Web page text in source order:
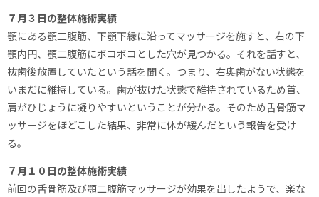
７月３日の整体施術実績
顎にある顎二腹筋、下顎下縁に沿ってマッサージを施すと、右の下
顎内円、顎二腹筋にボコボコとした穴が見つかる。それを話すと、
抜歯後放置していたという話を聞く。つまり、右奥歯がない状態を
いまだに維持している。歯が抜けた状態で維持されているため首、
肩がひじょうに凝りやすいということが分かる。そのため舌骨筋マ
ッサージをほどこした結果、非常に体が緩んだという報告を受け
る。
７月１０日の整体施術実績
前回の舌骨筋及び顎二腹筋マッサージが効果を出したようで、楽な